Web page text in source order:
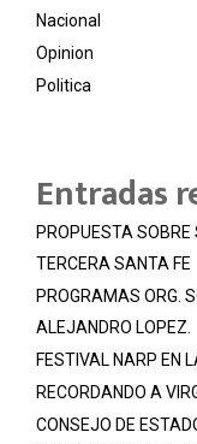
Nacional
Opinion
Politica
Entradas
PROPUESTA
TERCERA SANTA FE
PROGRAMAS ORG.
ALEJANDRO LOPEZ.
FESTIVAL NARP EN
RECORDANDO A
CONSEJO DE